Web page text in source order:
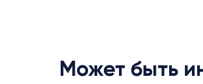
Может быть